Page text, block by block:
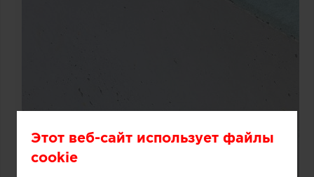
Этот веб-сайт использует файлы
cookie